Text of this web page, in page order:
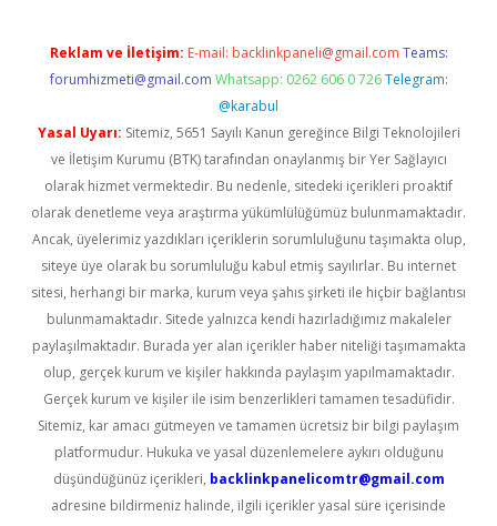
Reklam ve İletişim: E-mail: backlinkpaneli@gmail.com Teams:
forumhizmeti@gmail.com Whatsapp: 0262 606 0 726 Telegram:
@karabul
Yasal Uyarı: Sitemiz, 5651 Sayılı Kanun gereğince Bilgi Teknolojileri
ve İletişim Kurumu (BTK) tarafından onaylanmış bir Yer Sağlayıcı
olarak hizmet vermektedir. Bu nedenle, sitedeki içerikleri proaktif
olarak denetleme veya araştırma yükümlülüğümüz bulunmamaktadır.
Ancak, üyelerimiz yazdıkları içeriklerin sorumluluğunu taşımakta olup,
siteye üye olarak bu sorumluluğu kabul etmiş sayılırlar. Bu internet
sitesi, herhangi bir marka, kurum veya şahıs şirketi ile hiçbir bağlantısı
bulunmamaktadır. Sitede yalnızca kendi hazırladığımız makaleler
paylaşılmaktadır. Burada yer alan içerikler haber niteliği taşımamakta
olup, gerçek kurum ve kişiler hakkında paylaşım yapılmamaktadır.
Gerçek kurum ve kişiler ile isim benzerlikleri tamamen tesadüfidir.
Sitemiz, kar amacı gütmeyen ve tamamen ücretsiz bir bilgi paylaşım
platformudur. Hukuka ve yasal düzenlemelere aykırı olduğunu
düşündüğünüz içerikleri, backlinkpanelicomtr@gmail.com
adresine bildirmeniz halinde, ilgili içerikler yasal süre içerisinde